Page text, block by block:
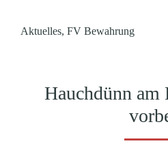
Kategorien
Aktuelles, FV Bewahrung
Hauchdünn am